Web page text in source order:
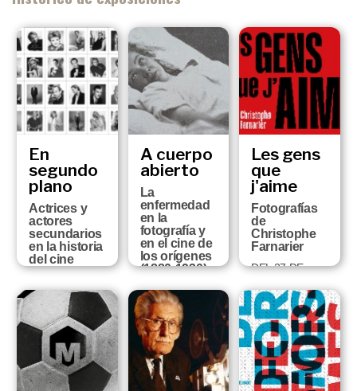
En
segundo
plano
Actrices y
actores
secundarios
en la historia
del cine
NOVIEMBRE
DE 2025 AL 24
DE MAIG DE
2026
A cuerpo
abierto
La
enfermedad
en la
fotografía y
en el cine de
los orígenes
(1880-1930)
DEL 13 DE
DICIEMBRE DE
2024 AL 14 DE
SEPTIEMBRE
DE 2025
Les gens
que
j'aime
Fotografías
de
Christophe
Farnarier
DEL 27 DE
NOVIEMBRE
DE 2024